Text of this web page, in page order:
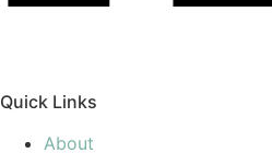
Quick Links
About